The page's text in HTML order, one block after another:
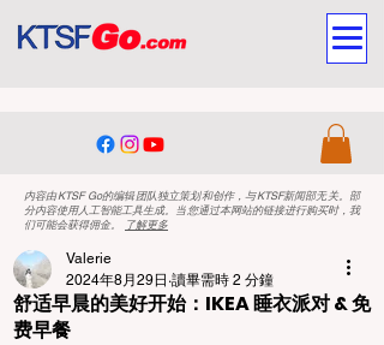
内容由KTSF Go的编辑团队独立策划和创作，与KTSF新闻部无关。部
分内容使用人工智能工具生成。当您通过本网站的链接进行购买时，我
们可能会获得佣金。
了解更多
舒适早晨的美好开始：IKEA 睡衣派对 & 免
费早餐
Valerie
2024年8月29日 讀畢需時 2 分鐘